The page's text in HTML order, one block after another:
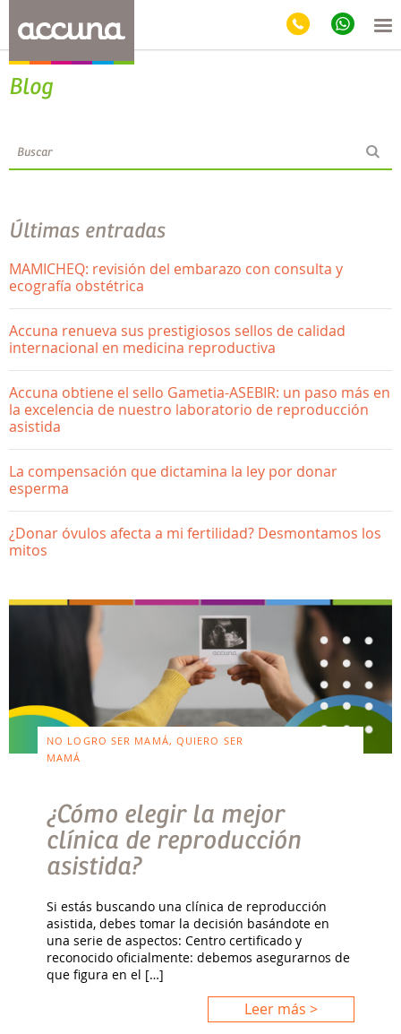
Blog
Últimas entradas
MAMICHEQ: revisión del embarazo con consulta y
ecografía obstétrica
Accuna renueva sus prestigiosos sellos de calidad
internacional en medicina reproductiva
Accuna obtiene el sello Gametia-ASEBIR: un paso más en
la excelencia de nuestro laboratorio de reproducción
asistida
La compensación que dictamina la ley por donar
esperma
¿Donar óvulos afecta a mi fertilidad? Desmontamos los
mitos
NO LOGRO SER MAMÁ, QUIERO SER
MAMÁ
¿Cómo elegir la mejor
clínica de reproducción
asistida?
Si estás buscando una clínica de reproducción
asistida, debes tomar la decisión basándote en
una serie de aspectos: Centro certificado y
reconocido oficialmente: debemos asegurarnos de
que figura en el […]
Leer más >